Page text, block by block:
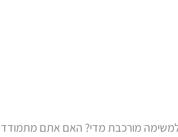
מורכבת מדי? האם אתם